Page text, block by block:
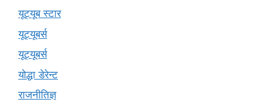
यूट्यूब स्टार
यूट्यूबर्स
यूट्‍यूबर्स
योद्धा डेरेन्ट
राजनीतिज्ञ